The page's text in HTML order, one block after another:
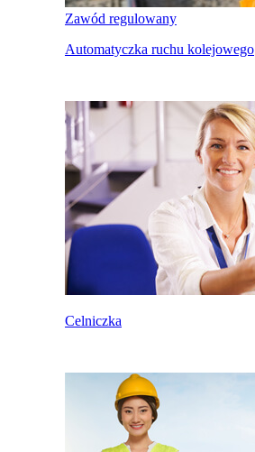
Zawód regulowany
Automatyczka ruchu kolejowego
Celniczka